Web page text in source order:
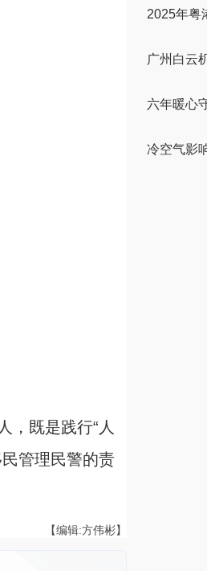
既是践行“人
管理民警的责
【编辑:方伟彬】
2025年粤
广州白云
六年暖心
冷空气影